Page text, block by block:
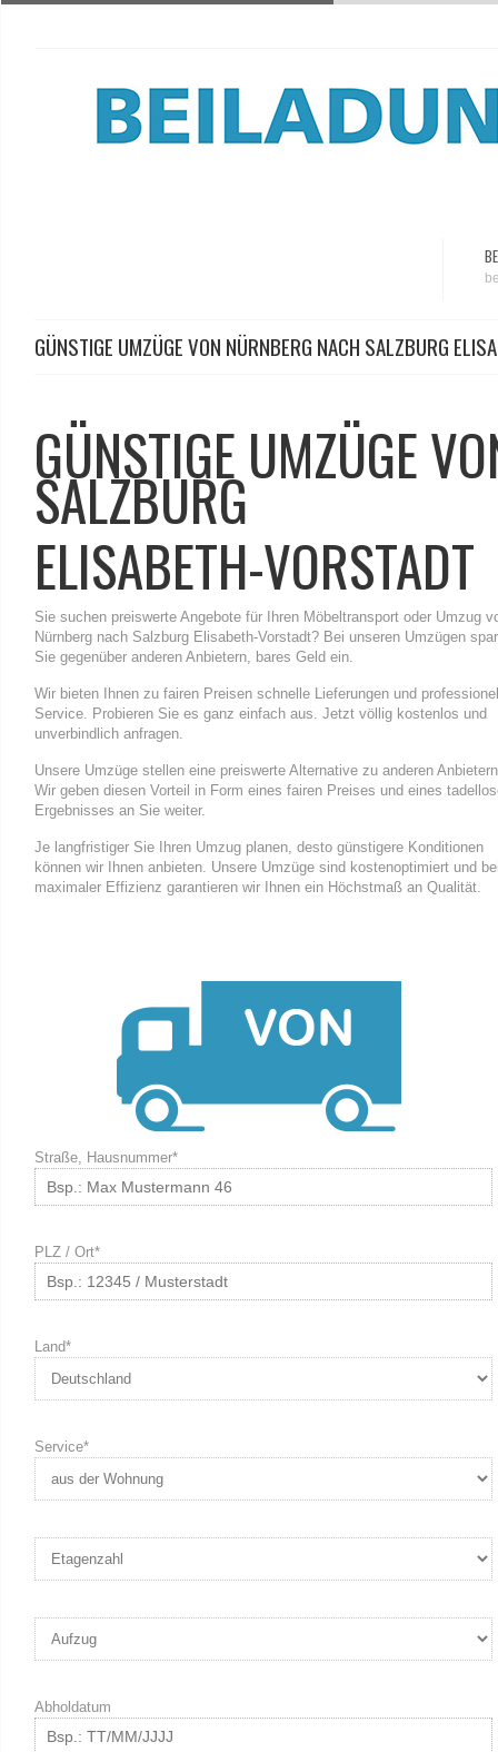
GÜNSTIGE UMZÜGE VON NÜRNBERG NACH SALZBURG
GÜNSTIGE UMZÜGE
SALZBURG
ELISABETH-VORSTADT
Sie suchen preiswerte Angebote für Ihren Möbeltransport oder Umzug
Nürnberg nach Salzburg Elisabeth-Vorstadt? Bei unseren Umzügen
Sie gegenüber anderen Anbietern, bares Geld ein.
Wir bieten Ihnen zu fairen Preisen schnelle Lieferungen und
Service. Probieren Sie es ganz einfach aus. Jetzt völlig kostenlos und
unverbindlich anfragen.
Unsere Umzüge stellen eine preiswerte Alternative zu anderen
Wir geben diesen Vorteil in Form eines fairen Preises und eines
Ergebnisses an Sie weiter.
Je langfristiger Sie Ihren Umzug planen, desto günstigere Konditionen
können wir Ihnen anbieten. Unsere Umzüge sind kostenoptimiert und
maximaler Effizienz garantieren wir Ihnen ein Höchstmaß an Qualität.
Straße, Hausnummer*
PLZ / Ort*
Land*
Service*
Abholdatum